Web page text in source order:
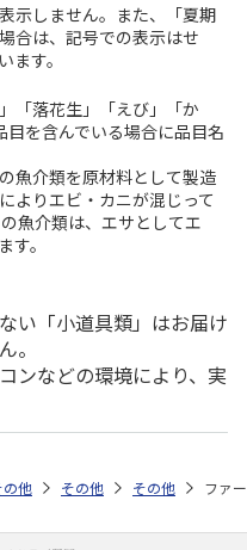
示しません。また、「夏期
合は、記号での表示はせ
す。
「落花生」「えび」「か
を含んでいる場合に品目名
魚介類を原材料として製造
よりエビ・カニが混じって
魚介類は、エサとしてエ
。
い「小道具類」はお届け
。
ンなどの環境により、実
の他 その他 その他 ファ